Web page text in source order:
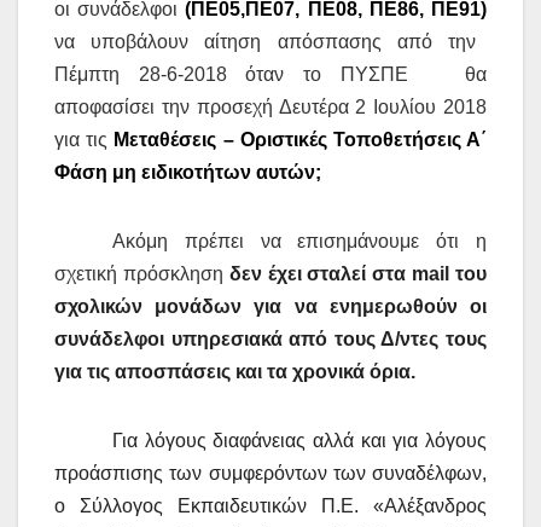
οι συνάδελφοι(ΠΕ05,ΠΕ07, ΠΕ08, ΠΕ86, ΠΕ91)
να υποβάλουν αίτηση απόσπασης από την
Πέμπτη 28-6-2018 όταν το ΠΥΣΠΕ θα
αποφασίσει την προσεχή Δευτέρα 2 Ιουλίου 2018
για τις Μεταθέσεις – Οριστικές Τοποθετήσεις Α΄
Φάση μη ειδικοτήτων αυτών;
Ακόμη πρέπει να επισημάνουμε ότι η
σχετική πρόσκληση δεν έχει σταλεί στα mail του
σχολικών μονάδων για να ενημερωθούν οι
συνάδελφοι υπηρεσιακά από τους Δ/ντες τους
για τις αποσπάσεις και τα χρονικά όρια.
Για λόγους διαφάνειας αλλά και για λόγους
προάσπισης των συμφερόντων των συναδέλφων,
ο Σύλλογος Εκπαιδευτικών Π.Ε. «Αλέξανδρος